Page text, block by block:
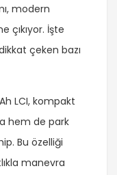
modern
çıkıyor. İşte
çeken bazı
LCI, kompakt
hem de park
Bu özelliği
manevra